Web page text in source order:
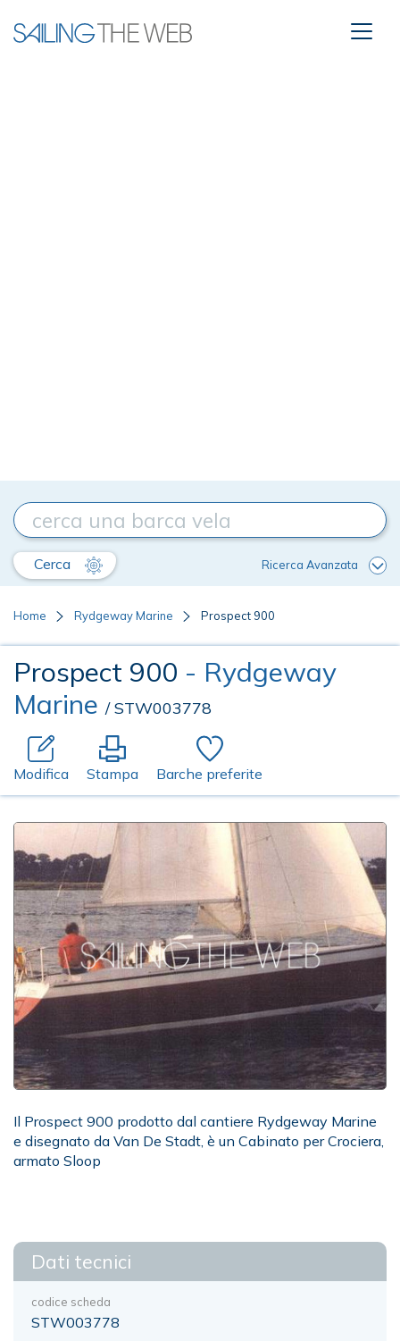
Cerca Ricerca Avanzata
Home Rydgeway Marine Prospect 900
Prospect 900 - Rydgeway
Marine / STW003778
Modifica Stampa Barche preferite
Il Prospect 900 prodotto dal cantiere Rydgeway Marine
e disegnato da Van De Stadt, è un Cabinato per Crociera,
armato Sloop
Dati tecnici
codice scheda
STW003778